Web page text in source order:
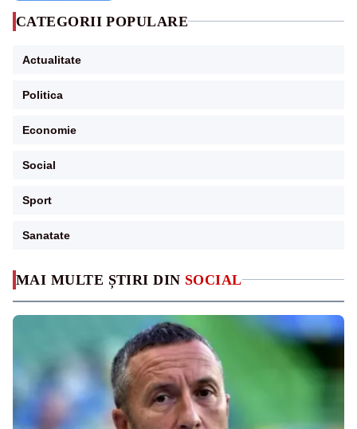
MAI MULTE ȘTIRI DIN SOCIAL
CATEGORII POPULARE
Actualitate
Politica
Economie
Social
Sport
Sanatate